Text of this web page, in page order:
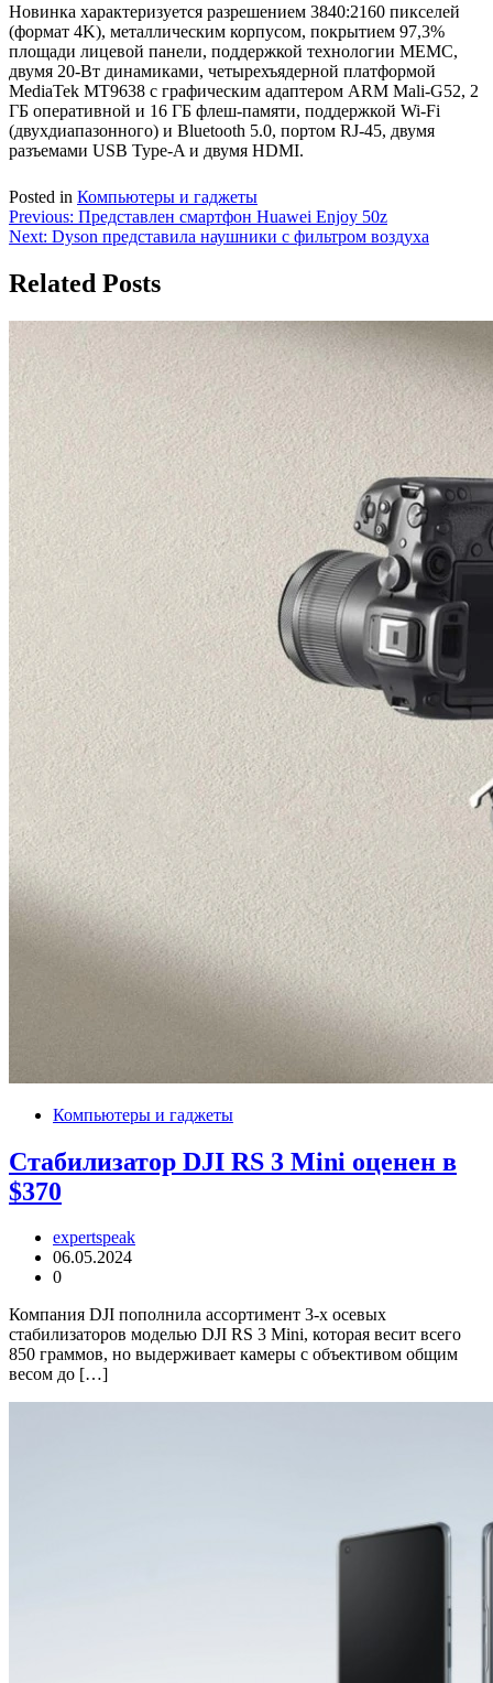
Новинка характеризуется разрешением 3840:2160 пикселей
(формат 4K), металлическим корпусом, покрытием 97,3%
площади лицевой панели, поддержкой технологии MEMC,
двумя 20-Вт динамиками, четырехъядерной платформой
MediaTek MT9638 с графическим адаптером ARM Mali-G52, 2
ГБ оперативной и 16 ГБ флеш-памяти, поддержкой Wi-Fi
(двухдиапазонного) и Bluetooth 5.0, портом RJ-45, двумя
разъемами USB Type-A и двумя HDMI.
Posted in Компьютеры и гаджеты
Навигация
по
записям
Previous: Представлен смартфон Huawei Enjoy 50z
Next: Dyson представила наушники с фильтром воздуха
Related Posts
Компьютеры и гаджеты
Стабилизатор DJI RS 3 Mini оценен в
$370
expertspeak
06.05.2024
0
Компания DJI пополнила ассортимент 3-х осевых
стабилизаторов моделью DJI RS 3 Mini, которая весит всего
850 граммов, но выдерживает камеры с объективом общим
весом до […]